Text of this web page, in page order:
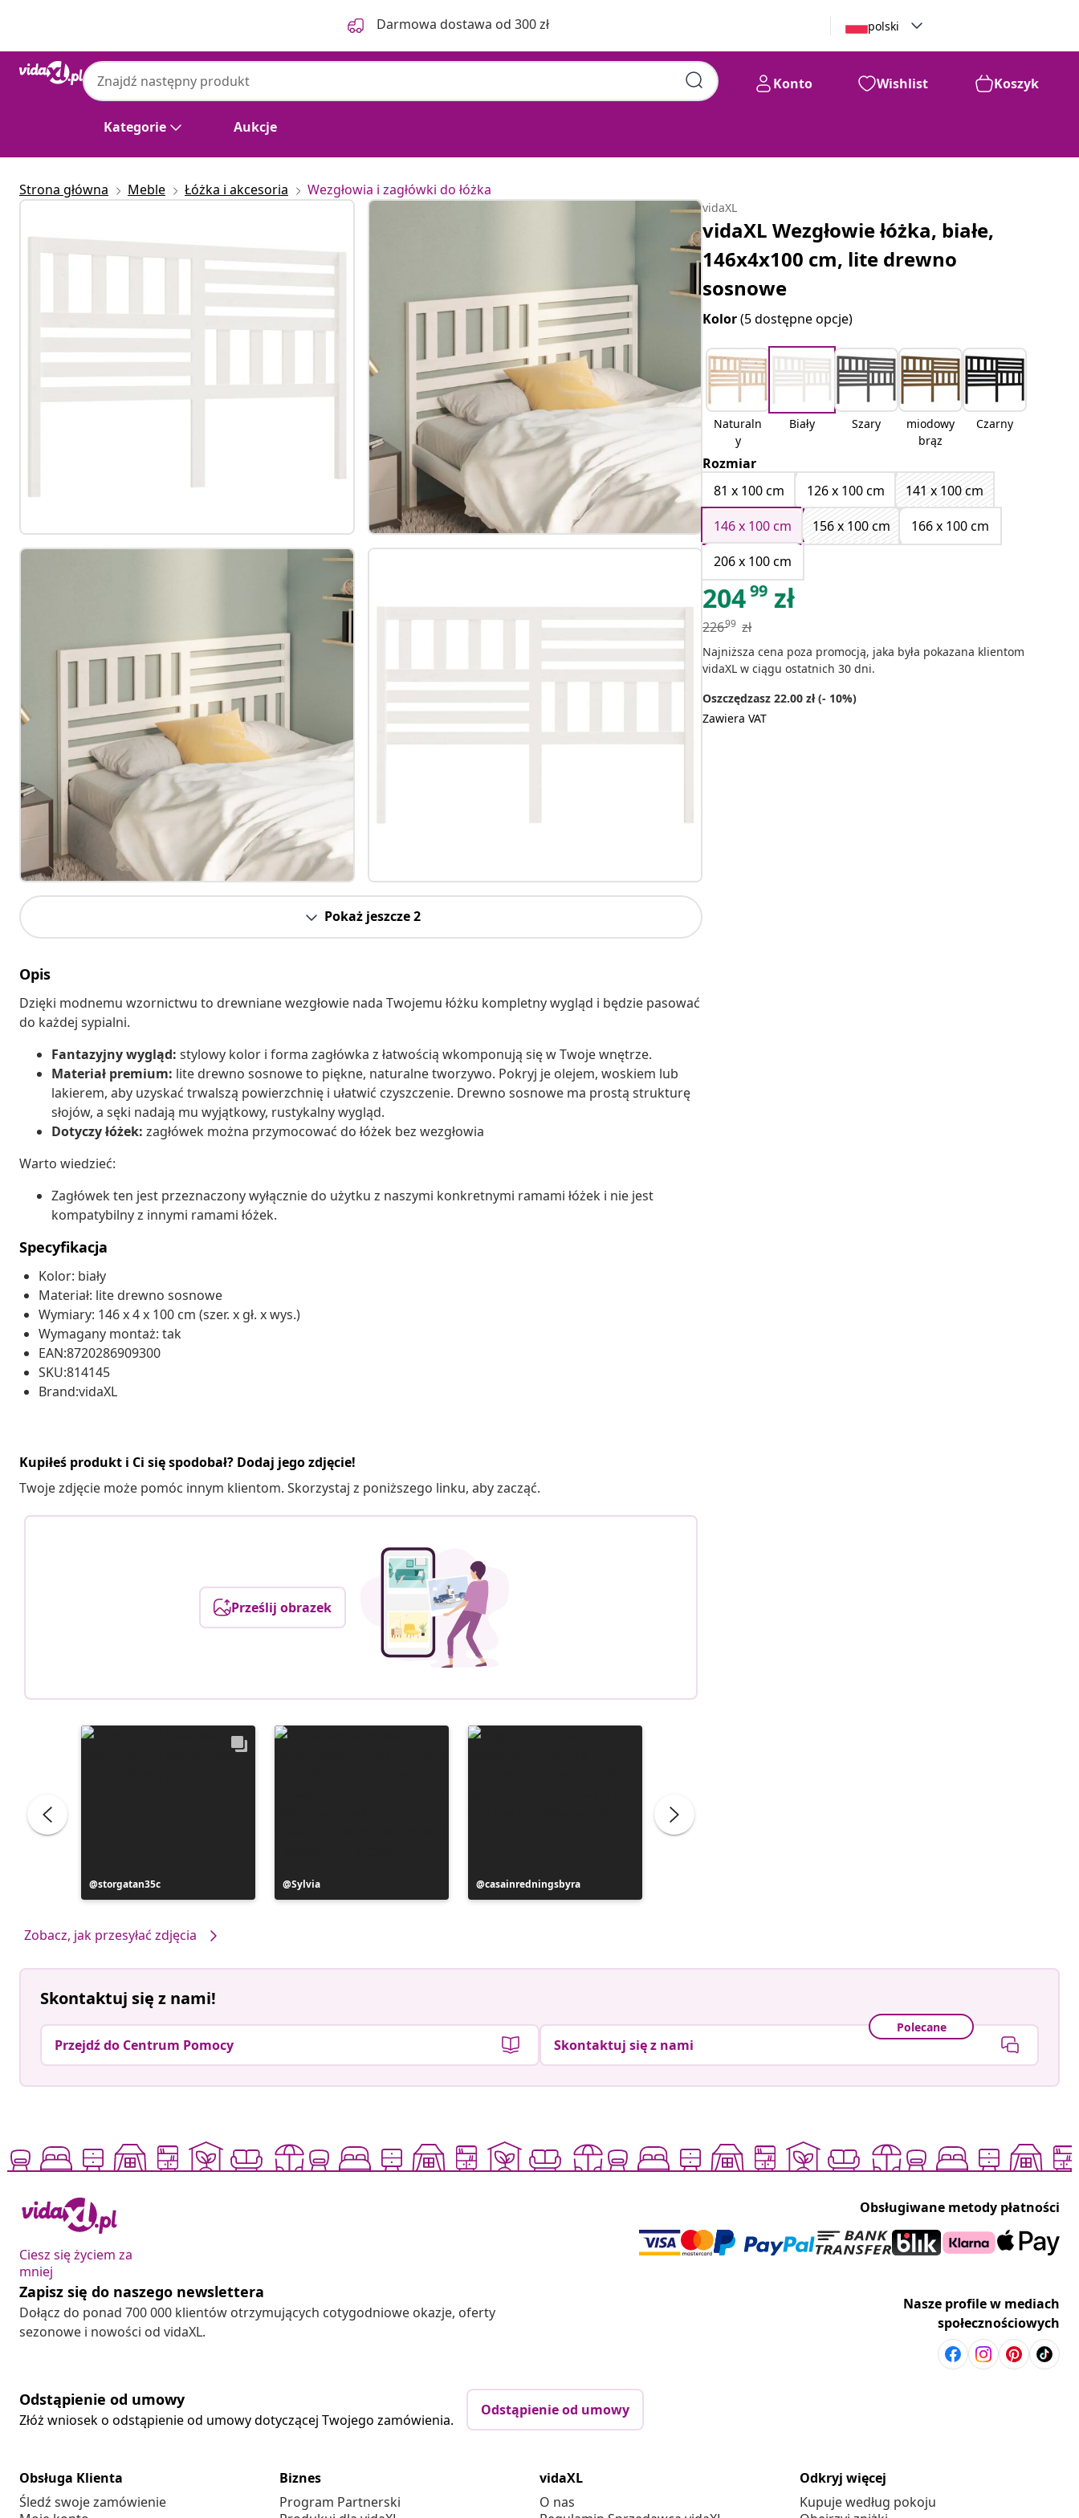
Darmowa dostawa od 300 zł polski
Kategorie Aukcje
Konto Wishlist Koszyk
Strona główna Meble Łóżka i akcesoria Wezgłowia i zagłówki do łóżka
Pokaż jeszcze 2
Opis
Dzięki modnemu wzornictwu to drewniane wezgłowie nada Twojemu łóżku kompletny wygląd i będzie pasować
do każdej sypialni.
Fantazyjny wygląd: stylowy kolor i forma zagłówka z łatwością wkomponują się w Twoje wnętrze.
Materiał premium: lite drewno sosnowe to piękne, naturalne tworzywo. Pokryj je olejem, woskiem lub
lakierem, aby uzyskać trwalszą powierzchnię i ułatwić czyszczenie. Drewno sosnowe ma prostą strukturę
słojów, a sęki nadają mu wyjątkowy, rustykalny wygląd.
Dotyczy łóżek: zagłówek można przymocować do łóżek bez wezgłowia
Warto wiedzieć:
Zagłówek ten jest przeznaczony wyłącznie do użytku z naszymi konkretnymi ramami łóżek i nie jest
kompatybilny z innymi ramami łóżek.
Specyfikacja
Kolor: biały
Materiał: lite drewno sosnowe
Wymiary: 146 x 4 x 100 cm (szer. x gł. x wys.)
Wymagany montaż: tak
EAN:8720286909300
SKU:814145
Brand:vidaXL
Kupiłeś produkt i Ci się spodobał? Dodaj jego zdjęcie!
Twoje zdjęcie może pomóc innym klientom. Skorzystaj z poniższego linku, aby zacząć.
Prześlij obrazek
Post
opublikowany
storgatan35c
Post
opublikowany
Sylvia
Post
opublikowany
casainredningsbyra
Zobacz, jak przesyłać zdjęcia
vidaXL
vidaXL Wezgłowie łóżka, białe,
146x4x100 cm, lite drewno
sosnowe
Kolor(5 dostępne opcje)
Naturaln
y
Biały Szary
miodowy
brąz
Czarny
Rozmiar
81 x 100 cm
126 x 100 cm
141 x 100 cm
146 x 100 cm
156 x 100 cm
166 x 100 cm
206 x 100 cm
20499 zł
22699 zł
Najniższa cena poza promocją, jaka była pokazana klientom
vidaXL w ciągu ostatnich 30 dni.
Oszczędzasz 22.00 zł (- 10%)
Zawiera VAT
Skontaktuj się z nami!
Przejdź do Centrum Pomocy
Polecane
Skontaktuj się z nami
Ciesz się życiem za
mniej
Obsługiwane metody płatności
Zapisz się do naszego newslettera
Dołącz do ponad 700 000 klientów otrzymujących cotygodniowe okazje, oferty
sezonowe i nowości od vidaXL.
Nasze profile w mediach
społecznościowych
Odstąpienie od umowy
Złóż wniosek o odstąpienie od umowy dotyczącej Twojego zamówienia.
Odstąpienie od umowy
Obsługa Klienta
Śledź swoje zamówienie
Biznes
Program Partnerski
vidaXL
O nas
Odkryj więcej
Kupuje według pokoju